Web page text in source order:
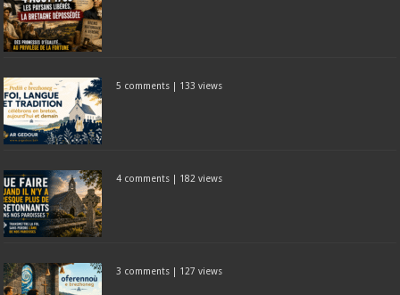
5 comments 133 views
4 comments 182 views
3 comments 127 views